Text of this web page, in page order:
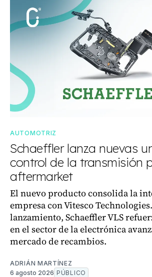
AUTOMOTRIZ
Schaeffler lanza nuevas
control de la transmisión
aftermarket
El nuevo producto consolida la
empresa con Vitesco
lanzamiento, Schaeffler VLS
en el sector de la electrónica
mercado de recambios.
ADRIÁN MARTÍNEZ
6 agosto 2026 PÚBLICO